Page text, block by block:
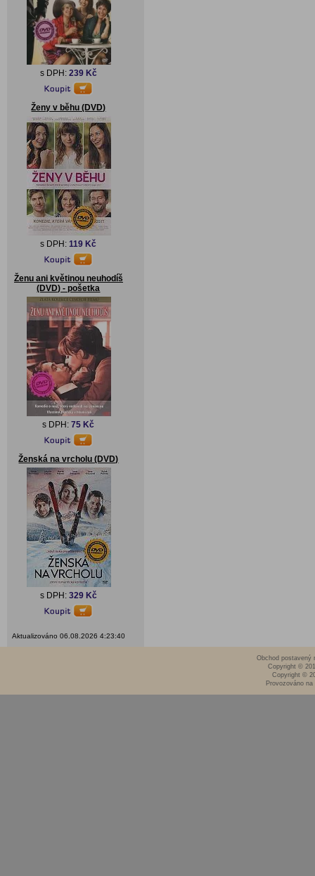
s DPH: 239 Kč
Ženy v běhu (DVD)
s DPH:119 Kč
Ženu ani květinou neuhodíš
(DVD) - pošetka
s DPH:75 Kč
Ženská na vrcholu (DVD)
s DPH: 329 Kč
Aktualizováno 06.08.2026 4:23:40
Obchod postavený
Copyright ©
Copyright ©
Provozováno